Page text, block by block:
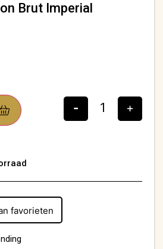
Brut Imperial
- +
favorieten